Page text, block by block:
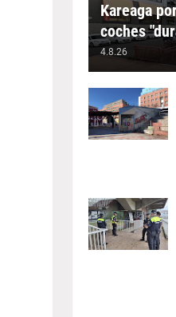
Kareaga
coches
4.8.26